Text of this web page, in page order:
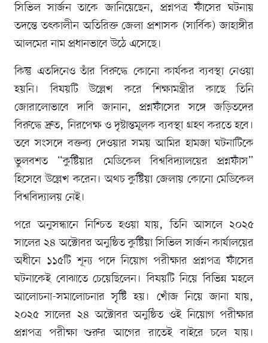
সিভিল সার্জন তাকে জানিয়েছেন, প্রশ্নপত্র ফাঁসের ঘটনায়
তদন্তে তৎকালীন অতিরিক্ত জেলা প্রশাসক (সার্বিক) জাহাঙ্গীর
আলমের নাম প্রধানভাবে উঠে এসেছে।
কিন্তু এতদিনেও তাঁর বিরুদ্ধে কোনো কার্যকর ব্যবস্থা নেওয়া
হয়নি। বিষয়টি উল্লেখ করে শিক্ষামন্ত্রীর কাছে তিনি
জোরালোভাবে দাবি জানান, প্রশ্নফাঁসের সঙ্গে জড়িতদের
বিরুদ্ধে দ্রুত, নিরপেক্ষ ও দৃষ্টান্তমূলক ব্যবস্থা গ্রহণ করতে হবে।
তবে সংসদে বক্তব্য দেওয়ার সময় আমির হামজা ঘটনাটিকে
ভুলবশত “কুষ্টিয়ার মেডিকেল বিশ্ববিদ্যালয়ের প্রশ্নফাঁস”
হিসেবে উল্লেখ করেন। অথচ কুষ্টিয়া জেলায় কোনো মেডিকেল
বিশ্ববিদ্যালয় নেই।
পরে অনুসন্ধানে নিশ্চিত হওয়া যায়, তিনি আসলে ২০২৫
সালের ২৪ অক্টোবর অনুষ্ঠিত কুষ্টিয়া সিভিল সার্জন কার্যালয়ের
অধীনে ১১৫টি শূন্য পদে নিয়োগ পরীক্ষার প্রশ্নপত্র ফাঁসের
ঘটনাকেই বোঝাতে চেয়েছিলেন। বিষয়টি নিয়ে বিভিন্ন মহলে
আলোচনা-সমালোচনার সৃষ্টি হয়। খোঁজ নিয়ে জানা যায়,
২০২৫ সালের ২৪ অক্টোবর অনুষ্ঠিত ওই নিয়োগ পরীক্ষার
প্রশ্নপত্র পরীক্ষা শুরুর আগের রাতেই বাইরে চলে যায়।